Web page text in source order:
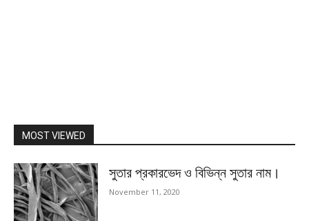
MOST VIEWED
সুতার প্রকারভেদ ও বিভিন্ন সুতার নাম।
November 11, 2020